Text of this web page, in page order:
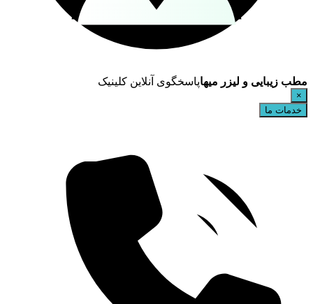
مطب زیبایی و لیزر میهاپاسخگوی آنلاین کلینیک
×
خدمات ما